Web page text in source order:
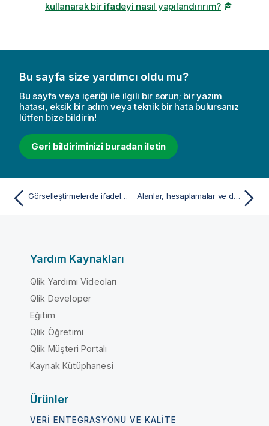
kullanarak bir ifadeyi nasıl yapılandırırım?
Bu sayfa size yardımcı oldu mu?
Bu sayfa veya içeriği ile ilgili bir sorun; bir yazım
hatası, eksik bir adım veya teknik bir hata bulursanız
lütfen bize bildirin!
Geri bildiriminizi buradan iletin
Görselleştirmelerde ifadeleri kullanma Alanlar, hesaplamalar ve değişkenlerle ilgili başvurular
Yardım Kaynakları
Qlik Yardımı Videoları
Qlik Developer
Eğitim
Qlik Öğretimi
Qlik Müşteri Portalı
Kaynak Kütüphanesi
Ürünler
VERI ENTEGRASYONU VE KALITE